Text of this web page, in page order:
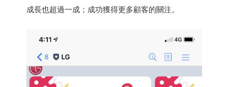
成長也超過一成；成功獲得更多顧客的關注。